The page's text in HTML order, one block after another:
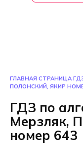
ГЛАВНАЯ СТРАНИЦА
ПОЛОНСКИЙ, ЯКИР
ГДЗ по
Мерзляк,
номер 643